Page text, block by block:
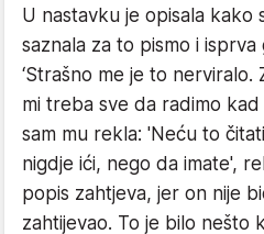
U nastavku je opisala kako
saznala za to pismo i isprva
‘Strašno me je to
mi treba sve da radimo
sam mu rekla: 'Neću to
nigdje ići, nego da imate',
popis zahtjeva, jer on nije
zahtijevao. To je bilo nešto